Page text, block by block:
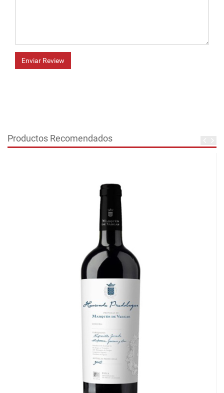
Enviar Review
Productos Recomendados